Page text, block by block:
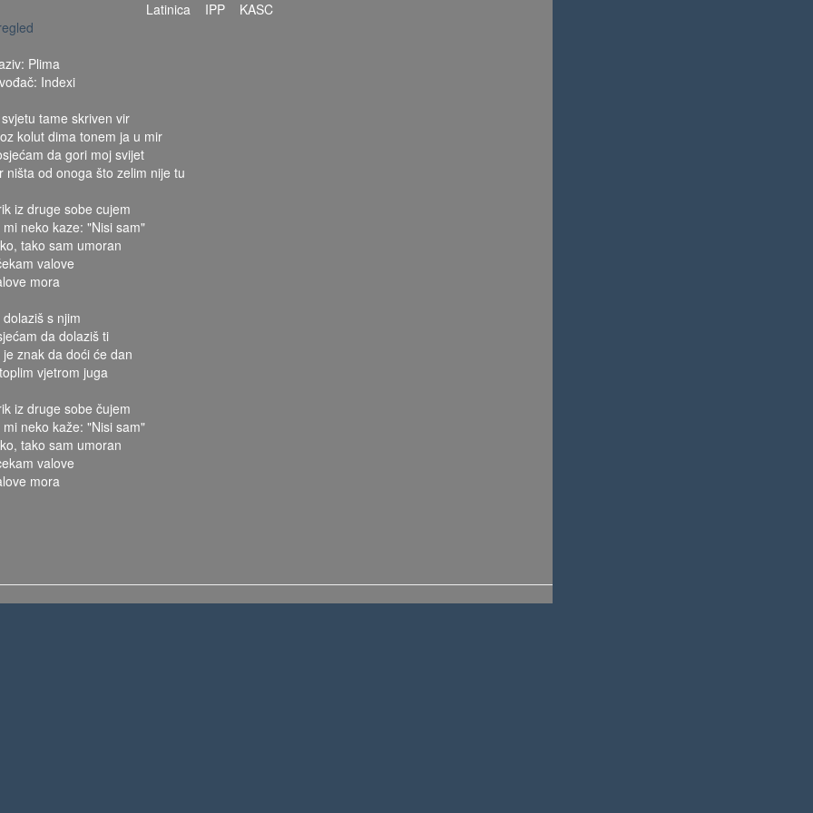
Latinica IPP
KASC
Plima
Indexi
tame skriven vir
kolut dima tonem ja u mir
da gori moj svijet
ništa od onoga što zelim nije tu
iz druge sobe cujem
mi neko kaze: "Nisi sam"
tako sam umoran
valove
mora
dolaziš s njim
da dolaziš ti
je znak da doći će dan
vjetrom juga
iz druge sobe čujem
mi neko kaže: "Nisi sam"
tako sam umoran
valove
mora